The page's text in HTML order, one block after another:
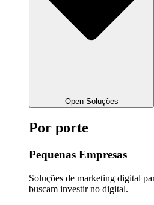
Open Soluções
Por porte
Pequenas Empresas
Soluções de marketing digital
buscam investir no digital.